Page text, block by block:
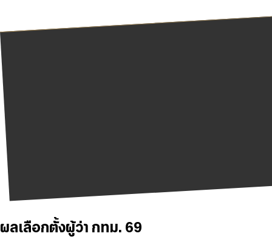
ผลเลือกตั้งผู้ว่า กทม. 69